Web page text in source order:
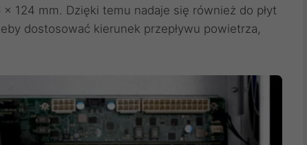
124 mm. Dzięki temu nadaje się również do płyt
dostosować kierunek przepływu powietrza,